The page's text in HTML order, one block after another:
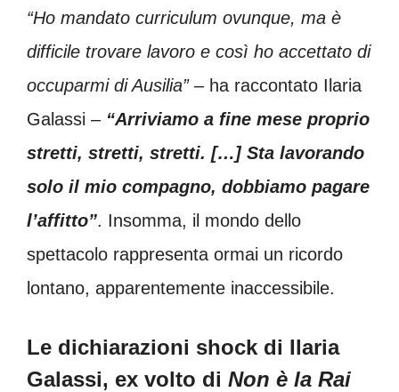
“Ho mandato curriculum ovunque, ma è
difficile trovare lavoro e così ho accettato di
occuparmi di Ausilia”– ha raccontato Ilaria
Galassi –“Arriviamo a fine mese proprio
stretti, stretti, stretti. […] Sta lavorando
solo il mio compagno, dobbiamo pagare
l’affitto”. Insomma, il mondo dello
spettacolo rappresenta ormai un ricordo
lontano, apparentemente inaccessibile.
Le dichiarazioni shock di Ilaria
Galassi, ex volto di Non è la Rai